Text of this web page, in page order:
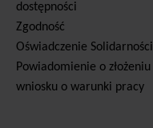
dostępności
Zgodność
Oświadczenie Solidarności
Powiadomienie o złożeniu
wniosku o warunki pracy